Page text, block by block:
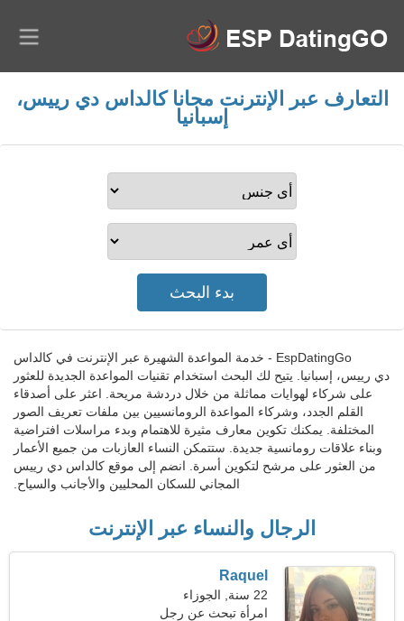
التعارف عبر الإنترنت مجانا كالداس دي رييس،
إسبانيا
EspDatingGo - خدمة المواعدة الشهيرة عبر الإنترنت في كالداس
دي رييس، إسبانيا. يتيح لك البحث استخدام تقنيات المواعدة الجديدة للعثور
على شركاء لهوايات مماثلة من خلال دردشة مريحة. اعثر على أصدقاء
القلم الجدد، وشركاء المواعدة الرومانسيين بين ملفات تعريف الصور
المختلفة. يمكنك تكوين معارف مثيرة للاهتمام وبدء مراسلات افتراضية
وبناء علاقات رومانسية جديدة. ستتمكن النساء العازبات من جميع الأعمار
من العثور على مرشح لتكوين أسرة. انضم إلى موقع كالداس دي رييس
المجاني للسكان المحليين والأجانب والسياح.
الرجال والنساء عبر الإنترنت
Raquel
22 سنة, الجوزاء
امرأة تبحث عن رجل